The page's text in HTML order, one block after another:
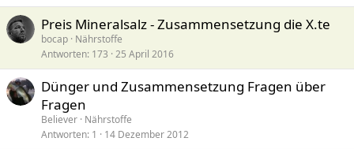
Preis Mineralsalz - Zusammensetzung die X.te
bocap Nährstoffe
Antworten 173 25 April 2016
Dünger und Zusammensetzung Fragen über
Fragen
Believer Nährstoffe
Antworten 1 14 Dezember 2012